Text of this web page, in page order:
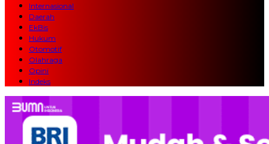
Internasional
Daerah
EkBis
Hukum
Otomotif
Olahraga
Opini
Indeks